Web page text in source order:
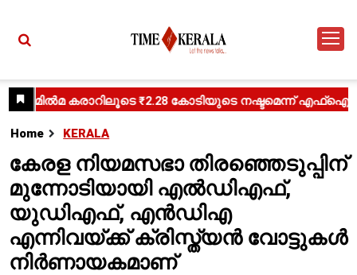
Home KERALA
കേരള നിയമസഭാ തിരഞ്ഞെടുപ്പിന്
മുന്നോടിയായി എൽഡിഎഫ്,
യുഡിഎഫ്, എൻഡിഎ
എന്നിവയ്ക്ക് ക്രിസ്ത്യൻ വോട്ടുകൾ
നിർണായകമാണ്